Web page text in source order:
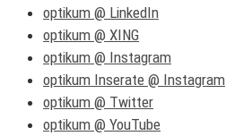
optikum @ LinkedIn
optikum @ XING
optikum @ Instagram
optikum Inserate @ Instagram
optikum @ Twitter
optikum @ YouTube